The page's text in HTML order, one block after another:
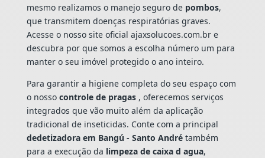
mesmo realizamos o manejo seguro de pombos,
que transmitem doenças respiratórias graves.
Acesse o nosso site oficial ajaxsolucoes.com.br e
descubra por que somos a escolha número um para
manter o seu imóvel protegido o ano inteiro.
Para garantir a higiene completa do seu espaço com
o nosso controle de pragas , oferecemos serviços
integrados que vão muito além da aplicação
tradicional de inseticidas. Conte com a principal
dedetizadora em Bangú - Santo Andrétambém
para a execução da limpeza de caixa d agua,